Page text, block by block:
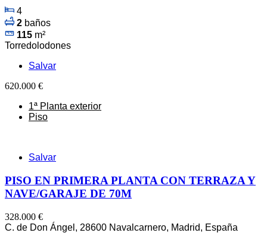
4
2 baños
115 m²
Torredolodones
Salvar
620.000 €
1ª Planta exterior
Piso
Salvar
PISO EN PRIMERA PLANTA CON TERRAZA Y
NAVE/GARAJE DE 70M
328.000 €
C. de Don Ángel, 28600 Navalcarnero, Madrid, España